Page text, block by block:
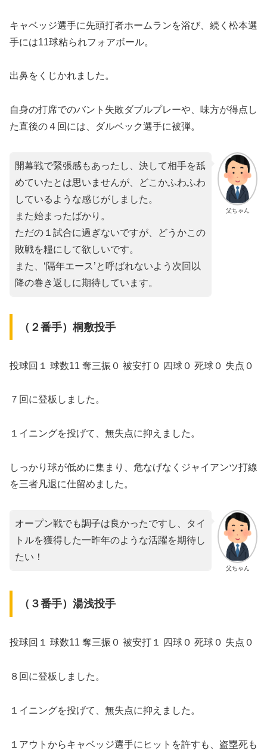
キャベッジ選手に先頭打者ホームランを浴び、続く松本選
手には11球粘られフォアボール。
出鼻をくじかれました。
自身の打席でのバント失敗ダブルプレーや、味方が得点し
た直後の４回には、ダルベック選手に被弾。
父ちゃん
開幕戦で緊張感もあったし、決して相手を舐
めていたとは思いませんが、どこかふわふわ
しているような感じがしました。
また始まったばかり。
ただの１試合に過ぎないですが、どうかこの
敗戦を糧にして欲しいです。
また、‘隔年エース’と呼ばれないよう次回以
降の巻き返しに期待しています。
（２番手）桐敷投手
投球回１ 球数11 奪三振０ 被安打０ 四球０ 死球０ 失点０
７回に登板しました。
１イニングを投げて、無失点に抑えました。
しっかり球が低めに集まり、危なげなくジャイアンツ打線
を三者凡退に仕留めました。
父ちゃん
オープン戦でも調子は良かったですし、タイ
トルを獲得した一昨年のような活躍を期待し
たい！
（３番手）湯浅投手
投球回１ 球数11 奪三振０ 被安打１ 四球０ 死球０ 失点０
８回に登板しました。
１イニングを投げて、無失点に抑えました。
１アウトからキャベッジ選手にヒットを許すも、盗塁死も